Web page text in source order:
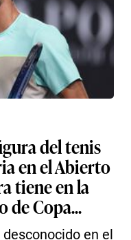
del tenis
en el Abierto
tiene en la
de Copa...
en el